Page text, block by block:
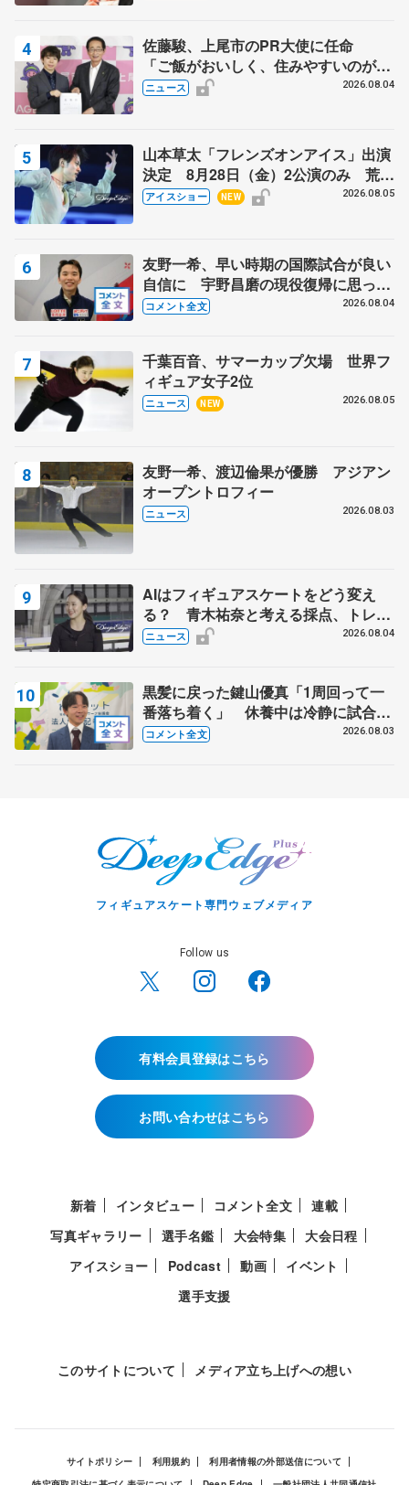
佐藤駿、上尾市のPR大使に任命
「ご飯がおいしく、住みやすいのが魅
力」
ニュース 2026.08.04
山本草太「フレンズオンアイス」出演
決定 8月28日（金）2公演のみ 荒川
静香さんプロデュース、20周年のアイ
アイスショー NEW 2026.08.05
友野一希、早い時期の国際試合が良い
自信に 宇野昌磨の現役復帰に思って
いること 【アジアンオープントロフ
コメント全文 2026.08.04
千葉百音、サマーカップ欠場 世界フ
ィギュア女子2位
ニュース NEW 2026.08.05
友野一希、渡辺倫果が優勝 アジアン
オープントロフィー
ニュース 2026.08.03
AIはフィギュアスケートをどう変え
る？ 青木祐奈と考える採点、トレー
ニングの未来
ニュース 2026.08.04
黒髪に戻った鍵山優真「1周回って一
番落ち着く」 休養中は冷静に試合を
観戦する機会にも
コメント全文 2026.08.03
フィギュアスケート専門ウェブメディア
Follow us
有料会員登録はこちら
お問い合わせはこちら
新着 インタビュー コメント全文
連載
写真ギャラリー
選手名鑑 大会特集
大会日程
アイスショー
Podcast 動画
イベント
選手支援
このサイトについて メディア立ち上げへの想い
サイトポリシー 利用規約
利用者情報の外部送信について